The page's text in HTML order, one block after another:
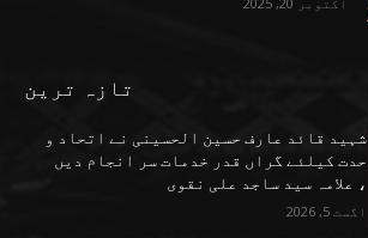
تازہ ترین
شہید قائد عارف حسین الحسینی نے اتحاد و
حدت کیلئے گراں قدر خدمات سر انجام دیں
، علامہ سید ساجد علی نقوی
اگست 5, 2026